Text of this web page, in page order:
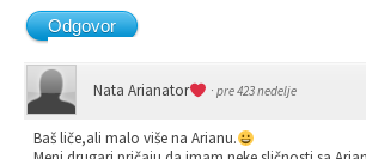
Odgovor
Nata Arianator · pre 423 nedelje
Baš liče,ali malo više na Arianu.